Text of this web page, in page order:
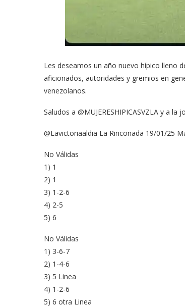
Les deseamos un año nuevo hípico lleno
aficionados, autoridades y gremios en
venezolanos.
Saludos a @MUJERESHIPICASVZLA y a
@Lavictoriaaldia La Rinconada 19/01/25
No Válidas
1) 1
2) 1
3) 1-2-6
4) 2-5
5) 6
No Válidas
1) 3-6-7
2) 1-4-6
3) 5 Linea
4) 1-2-6
5) 6 otra Linea